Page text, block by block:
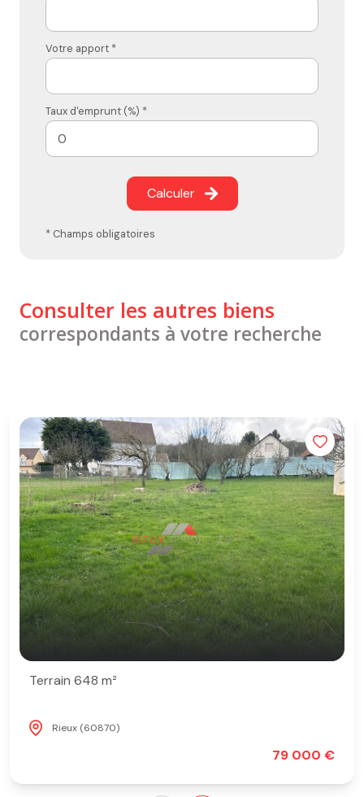
Votre apport *
Taux d'emprunt (%) *
Calculer
* Champs obligatoires
Consulter les autres biens
correspondants à votre recherche
Terrain 648 m²
Rieux (60870)
79 000 €